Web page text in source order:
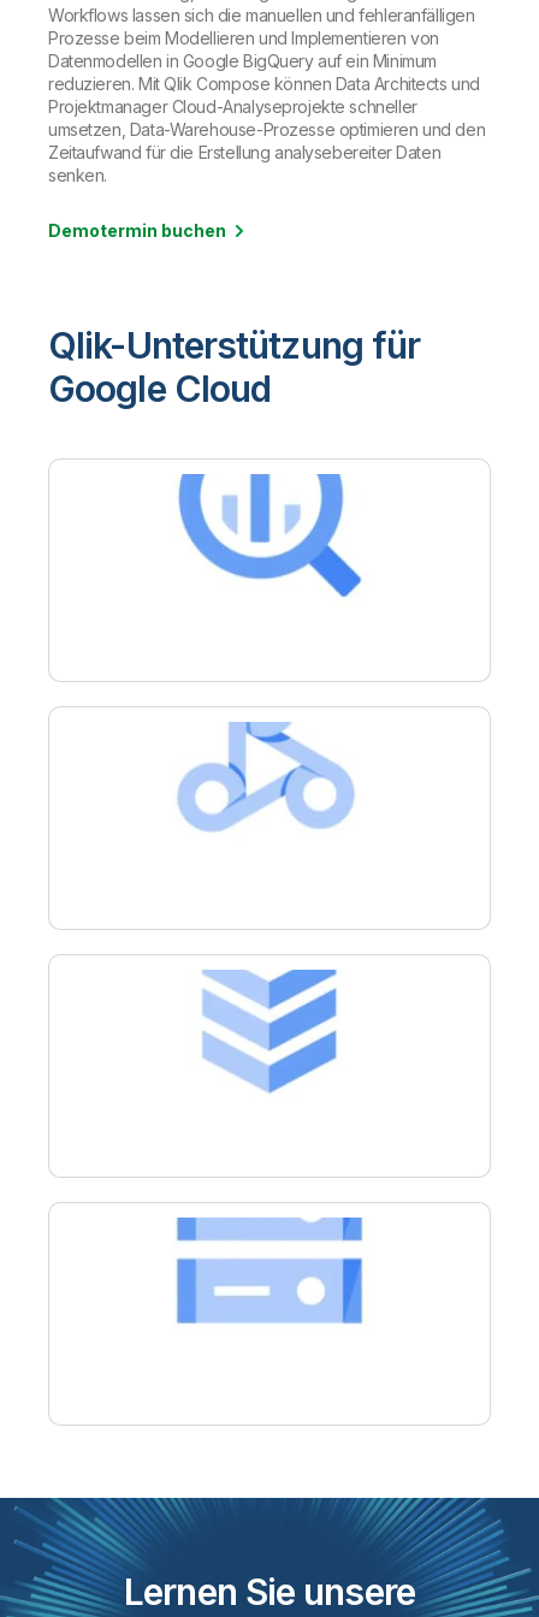
Workflows lassen sich die manuellen und fehleranfälligen
Prozesse beim Modellieren und Implementieren von
Datenmodellen in Google BigQuery auf ein Minimum
reduzieren. Mit Qlik Compose können Data Architects und
Projektmanager Cloud-Analyseprojekte schneller
umsetzen, Data-Warehouse-Prozesse optimieren und den
Zeitaufwand für die Erstellung analysebereiter Daten
senken.
Demotermin buchen
Qlik-Unterstützung für
Google Cloud
Lernen Sie unsere